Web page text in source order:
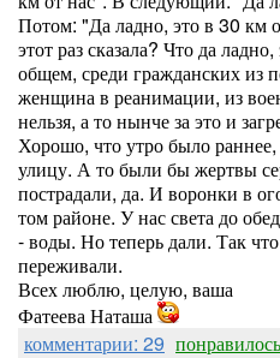
Потом: "Да ладно, это в 30 км
этот раз сказала? Что да
общем, среди гражданских из
женщина в реанимации, из
нельзя, а то нынче за это и
Хорошо, что утро было
улицу. А то были бы жертвы
пострадали, да. И воронки в
том районе. У нас света до
- воды. Но теперь дали. Так
переживали.
Всех люблю, целую, ваша
Фатеева Наташа
комментарии: 29